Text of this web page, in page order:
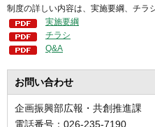
制度の詳しい内容は、実施要綱、チラ
実施要綱
チラシ
Q&A
お問い合わせ
企画振興部広報・共創推進課
電話番号：026-235-7190